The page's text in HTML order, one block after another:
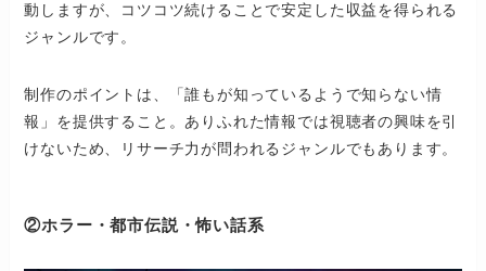
動しますが、コツコツ続けることで安定した収益を得られる
ジャンルです。
制作のポイントは、「誰もが知っているようで知らない情
報」を提供すること。ありふれた情報では視聴者の興味を引
けないため、リサーチ力が問われるジャンルでもあります。
②ホラー・都市伝説・怖い話系